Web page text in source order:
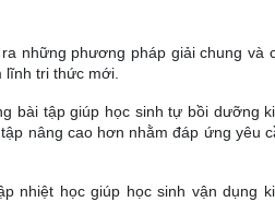
những phương pháp giải chung và
lĩnh tri thức mới.
bài tập giúp học sinh tự bồi dưỡng
nâng cao hơn nhằm đáp ứng yêu
nhiệt học giúp học sinh vận dụng